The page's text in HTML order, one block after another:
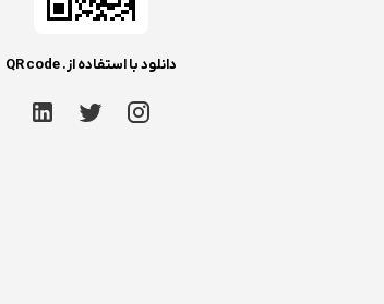
دانلود با استفاده از. QR code